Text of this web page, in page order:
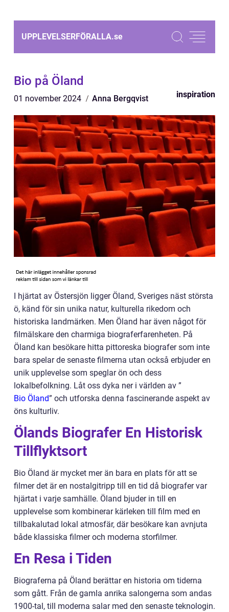
UPPLEVELSERFÖRALLA.se
Bio på Öland
01 november 2024 Anna Bergqvist inspiration
I hjärtat av Östersjön ligger Öland, Sveriges näst största
ö, känd för sin unika natur, kulturella rikedom och
historiska landmärken. Men Öland har även något för
filmälskare den charmiga biograferfarenheten. På
Öland kan besökare hitta pittoreska biografer som inte
bara spelar de senaste filmerna utan också erbjuder en
unik upplevelse som speglar ön och dess
lokalbefolkning. Låt oss dyka ner i världen av ”
Bio Öland” och utforska denna fascinerande aspekt av
öns kulturliv.
Ölands Biografer En Historisk
Tillflyktsort
Bio Öland är mycket mer än bara en plats för att se
filmer det är en nostalgitripp till en tid då biografer var
hjärtat i varje samhälle. Öland bjuder in till en
upplevelse som kombinerar kärleken till film med en
tillbakalutad lokal atmosfär, där besökare kan avnjuta
både klassiska filmer och moderna storfilmer.
En Resa i Tiden
Biograferna på Öland berättar en historia om tiderna
som gått. Från de gamla anrika salongerna som andas
1900-tal, till moderna salar med den senaste teknologin.